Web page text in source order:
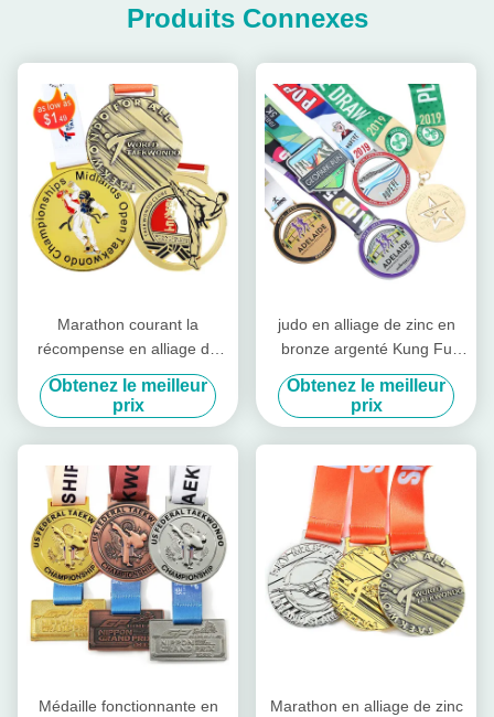
Produits Connexes
Marathon courant la
récompense en alliage de
zinc de l'or 3D en métal de
médaille faite sur commande
de sport
Obtenez le meilleur
prix
judo en alliage de zinc en
bronze argenté Kung Fu
Karate de Jiu Jitsu de
médaille de sport en métal
de l'or 3D
Obtenez le meilleur
prix
Médaille fonctionnante en
Marathon en alliage de zinc